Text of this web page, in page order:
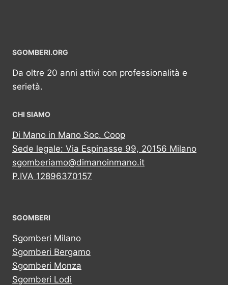
SGOMBERI.ORG
Da oltre 20 anni attivi con professionalità e
serietà.
CHI SIAMO
Di Mano in Mano Soc. Coop
Sede legale: Via Espinasse 99, 20156 Milano
sgomberiamo@dimanoinmano.it
P.IVA 12896370157
SGOMBERI
Sgomberi Milano
Sgomberi Bergamo
Sgomberi Monza
Sgomberi Lodi